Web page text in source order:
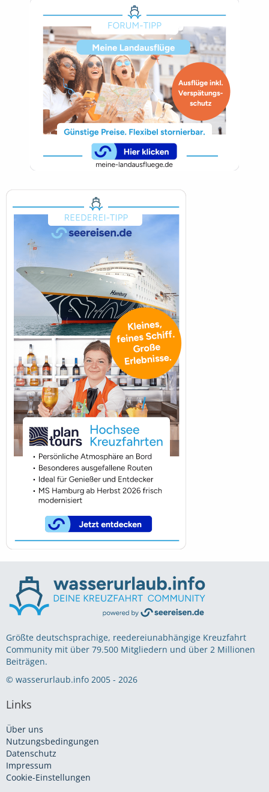
Größte deutschsprachige, reedereiunabhängige Kreuzfahrt
Community mit über 79.500 Mitgliedern und über 2 Millionen
Beiträgen.
© wasserurlaub.info 2005 - 2026
Links
Über uns
Nutzungsbedingungen
Datenschutz
Impressum
Cookie-Einstellungen